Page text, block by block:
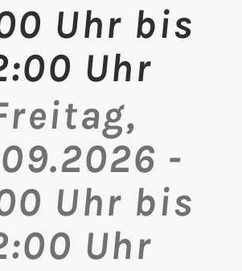
Uhr bis
Uhr
-
Uhr bis
Uhr